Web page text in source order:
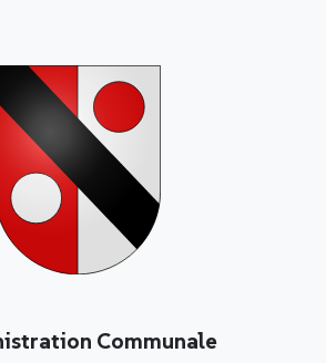
Communale